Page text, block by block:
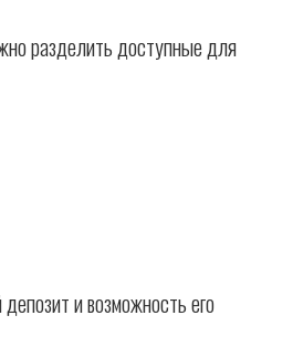
разделить доступные для
и возможность его